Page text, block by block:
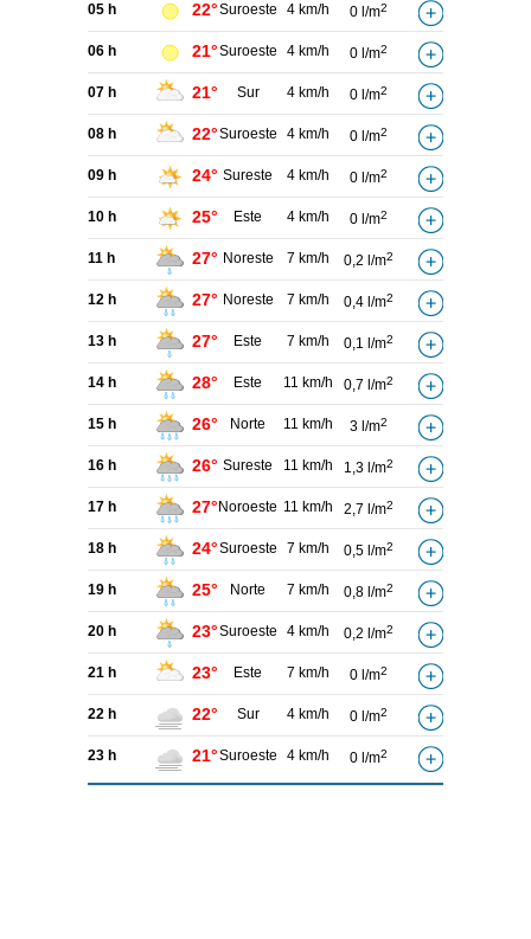
05 h 22°Suroeste 4 km/h 0 l/m2
06 h 21°Suroeste 4 km/h 0 l/m2
07 h 21° Sur 4 km/h 0 l/m2
08 h 22°Suroeste 4 km/h 0 l/m2
09 h 24° Sureste 4 km/h 0 l/m2
10 h 25° Este 4 km/h 0 l/m2
11 h 27° Noreste 7 km/h 0,2 l/m2
12 h 27° Noreste 7 km/h 0,4 l/m2
13 h 27° Este 7 km/h 0,1 l/m2
14 h 28° Este 11 km/h 0,7 l/m2
15 h 26° Norte 11 km/h 3 l/m2
16 h 26° Sureste 11 km/h 1,3 l/m2
17 h 27° Noroeste 11 km/h 2,7 l/m2
18 h 24°Suroeste 7 km/h 0,5 l/m2
19 h 25° Norte 7 km/h 0,8 l/m2
20 h 23°Suroeste 4 km/h 0,2 l/m2
21 h 23° Este 7 km/h 0 l/m2
22 h 22° Sur 4 km/h 0 l/m2
23 h 21°Suroeste 4 km/h 0 l/m2